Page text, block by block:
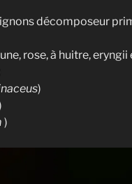
décomposeur
rose, à huitre, eryngii
)
)
: votre adresse email ne
vidéos, offres
mentions légales